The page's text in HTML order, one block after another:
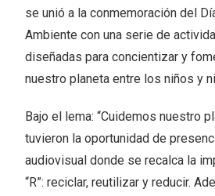
se unió a la conmemoración del
Ambiente con una serie de
diseñadas para concientizar y
nuestro planeta entre los niños y
Bajo el lema: “Cuidemos nuestro
tuvieron la oportunidad de
audiovisual donde se recalca la
“R”: reciclar, reutilizar y reducir.